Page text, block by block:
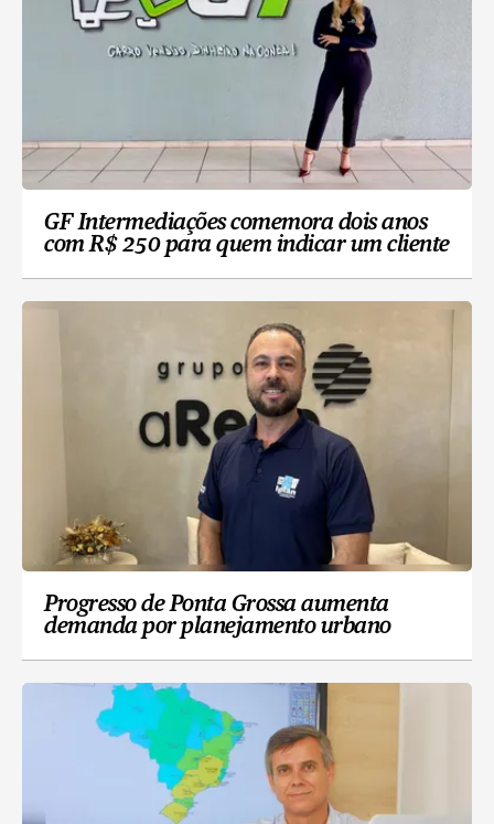
GF Intermediações comemora dois anos
com R$ 250 para quem indicar um cliente
Progresso de Ponta Grossa aumenta
demanda por planejamento urbano